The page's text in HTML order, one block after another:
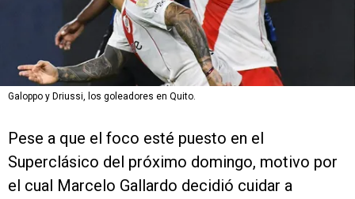
Galoppo y Driussi, los goleadores en Quito.
Pese a que el foco esté puesto en el
Superclásico del próximo domingo, motivo por
el cual Marcelo Gallardo decidió cuidar a